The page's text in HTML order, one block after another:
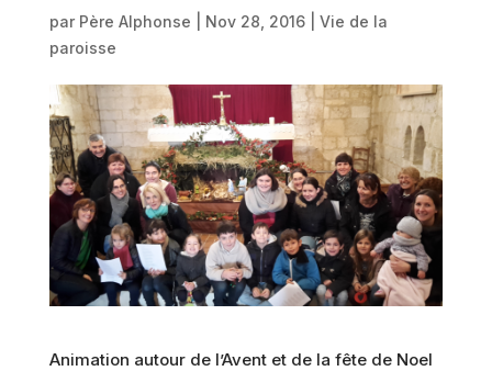
par Père Alphonse Nov 28, 2016| Vie de la
paroisse
Animation autour de l’Avent et de la fête de Noel